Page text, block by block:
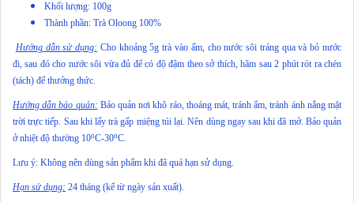
Khối lượng: 100g
Thành phần: Trà Oloong 100%
Hướng dẫn sử dụng: Cho khoảng 5g trà vào ấm, cho nước sôi tráng qua và bỏ nước
đi, sau đó cho nước sôi vừa đủ để có độ đậm theo sở thích, hãm sau 2 phút rót ra chén
(tách) để thưởng thức.
Hướng dẫn bảo quản: Bảo quản nơi khô ráo, thoáng mát, tránh ẩm, tránh ánh nắng mặt
trời trực tiếp. Sau khi lấy trà gấp miệng túi lại. Nên dùng ngay sau khi đã mở. Bảo quản
ở nhiệt độ thường 10oC-30oC.
Lưu ý: Không nên dùng sản phẩm khi đã quá hạn sử dụng.
Hạn sử dụng: 24 tháng (kể từ ngày sản xuất).